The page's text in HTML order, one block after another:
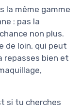
la même gamme
: pas la
non plus.
de loin, qui peut
repasses bien et
si tu cherches